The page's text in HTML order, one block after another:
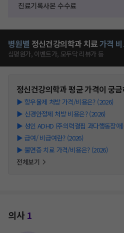
진료기록사본 수수료
병원별 정신건강의학과 치료가격
심평원가, 이벤트가, 모두닥 리뷰가 등
정신건강의학과평균 가격이 궁
▶ 항우울제 처방 가격/비용은? (2026)
▶ 신경안정제 처방 비용은? (2026)
▶ 성인 ADHD (주의력결핍 과다행동장
▶ 급여/ 비급여란? (2026)
▶ 불면증 치료 가격/비용은? (2026)
전체보기
의사1